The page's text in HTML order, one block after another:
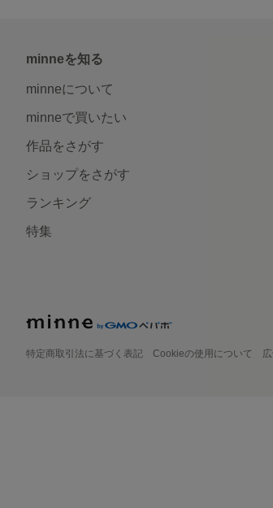
minneを知る
minneについて
minneで買いたい
作品をさがす
ショップをさがす
ランキング
特集
特定商取引法に基づく表記 Cookieの使用について